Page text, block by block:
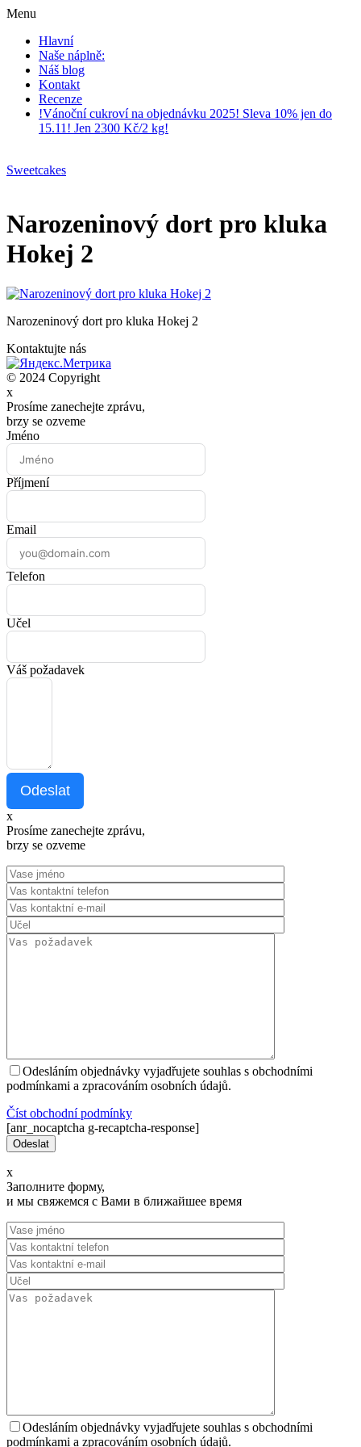
Menu
Hlavní
Naše náplně:
Náš blog
Kontakt
Recenze
!Vánoční cukroví na objednávku 2025! Sleva 10% jen do
15.11! Jen 2300 Kč/2 kg!
Sweetcakes
Narozeninový dort pro kluka
Hokej 2
Narozeninový dort pro kluka Hokej 2
Kontaktujte nás
© 2024 Copyright
x
Prosíme zanechejte zprávu,
brzy se ozveme
Jméno
Příjmení
Email
Telefon
Učel
Váš požadavek
Odeslat
x
Prosíme zanechejte zprávu,
brzy se ozveme
Odesláním objednávky vyjadřujete souhlas s obchodními
podmínkami a zpracováním osobních údajů.
Číst оbchodní podmínky
[anr_nocaptcha g-recaptcha-response]
x
Заполните форму,
и мы свяжемся с Вами в ближайшее время
Odesláním objednávky vyjadřujete souhlas s obchodními
podmínkami a zpracováním osobních údajů.